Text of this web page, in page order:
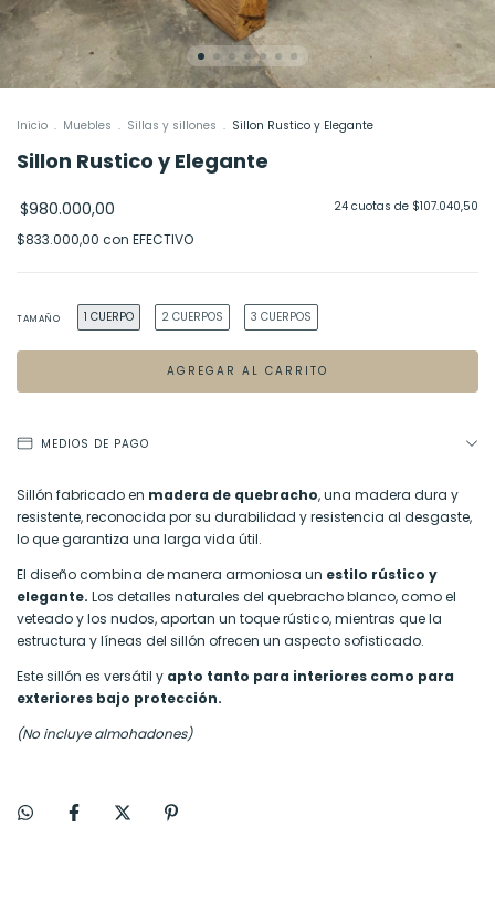
Inicio . Muebles . Sillas y sillones . Sillon Rustico y Elegante
Sillon Rustico y Elegante
$980.000,00 24 cuotas de $107.040,50
$833.000,00 con EFECTIVO
TAMAÑO 1 CUERPO 2 CUERPOS 3 CUERPOS
MEDIOS DE PAGO
Sillón fabricado en madera de quebracho, una madera dura y
resistente, reconocida por su durabilidad y resistencia al desgaste,
lo que garantiza una larga vida útil.
El diseño combina de manera armoniosa un estilo rústico y
elegante. Los detalles naturales del quebracho blanco, como el
veteado y los nudos, aportan un toque rústico, mientras que la
estructura y líneas del sillón ofrecen un aspecto sofisticado.
Este sillón es versátil y apto tanto para interiores como para
exteriores bajo protección.
(No incluye almohadones)